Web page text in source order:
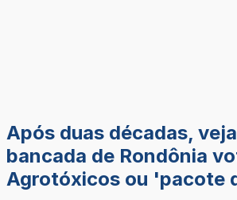
Após duas décadas,
bancada de Rondônia
Agrotóxicos ou 'pacote